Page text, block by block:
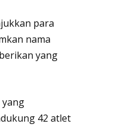
para
nama
yang
yang
42 atlet